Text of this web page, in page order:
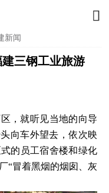

新闻
三钢工业旅游
，就听见当地的向导
向车外望去，依次映
的员工宿舍楼和绿化
“冒着黑烟的烟囱、灰